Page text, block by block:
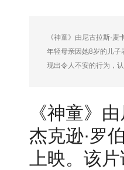
《神童》由尼古拉斯·
年轻母亲因她8岁的儿子
现出令人不安的行为，
《神童》
杰克逊·罗
上映。该